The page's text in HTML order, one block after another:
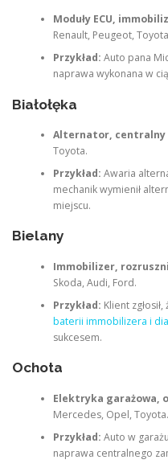
Moduły ECU,
Renault, Peugeot,
Przykład: Auto pana
naprawa wykonana w
Białołęka
Alternator, centralny
Toyota.
Przykład: Awaria
mechanik wymienił
miejscu.
Bielany
Immobilizer,
Skoda, Audi, Ford.
Przykład: Klient
baterii immobilizera i
sukcesem.
Ochota
Elektryka garażowa,
Mercedes, Opel, Toyota.
Przykład: Auto w
naprawa centralnego